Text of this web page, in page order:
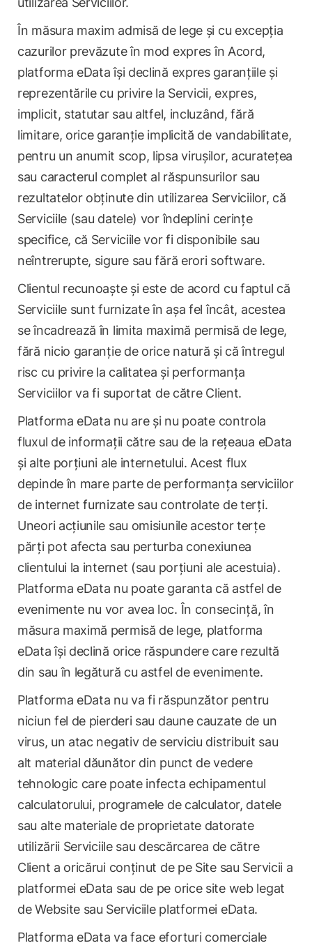
În măsura maxim admisă de lege și cu excepția
cazurilor prevăzute în mod expres în Acord,
platforma eData își declină expres garanțiile și
reprezentările cu privire la Servicii, expres,
implicit, statutar sau altfel, incluzând, fără
limitare, orice garanție implicită de vandabilitate,
pentru un anumit scop, lipsa virușilor, acuratețea
sau caracterul complet al răspunsurilor sau
rezultatelor obținute din utilizarea Serviciilor, că
Serviciile (sau datele) vor îndeplini cerințe
specifice, că Serviciile vor fi disponibile sau
neîntrerupte, sigure sau fără erori software.
Clientul recunoaște și este de acord cu faptul că
Serviciile sunt furnizate în așa fel încât, acestea
se încadrează în limita maximă permisă de lege,
fără nicio garanție de orice natură și că întregul
risc cu privire la calitatea și performanța
Serviciilor va fi suportat de către Client.
Platforma eData nu are și nu poate controla
fluxul de informații către sau de la rețeaua eData
și alte porțiuni ale internetului. Acest flux
depinde în mare parte de performanța serviciilor
de internet furnizate sau controlate de terți.
Uneori acțiunile sau omisiunile acestor terțe
părți pot afecta sau perturba conexiunea
clientului la internet (sau porțiuni ale acestuia).
Platforma eData nu poate garanta că astfel de
evenimente nu vor avea loc. În consecință, în
măsura maximă permisă de lege, platforma
eData își declină orice răspundere care rezultă
din sau în legătură cu astfel de evenimente.
Platforma eData nu va fi răspunzător pentru
niciun fel de pierderi sau daune cauzate de un
virus, un atac negativ de serviciu distribuit sau
alt material dăunător din punct de vedere
tehnologic care poate infecta echipamentul
calculatorului, programele de calculator, datele
sau alte materiale de proprietate datorate
utilizării Serviciile sau descărcarea de către
Client a oricărui conținut de pe Site sau Servicii a
platformei eData sau de pe orice site web legat
de Website sau Serviciile platformei eData.
Platforma eData va face eforturi comerciale